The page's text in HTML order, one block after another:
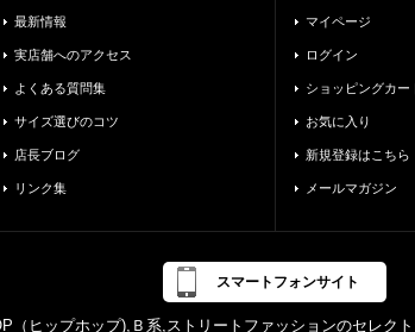
最新情報
実店舗へのアクセス
よくある質問集
サイズ選びのコツ
店長ブログ
リンク集
マイページ
ログイン
ショッピングカー
お気に入り
新規登録はこちら
メールマガジン
スマートフォンサイト
（ヒップホップ),Ｂ系,ストリートファッションのセレク